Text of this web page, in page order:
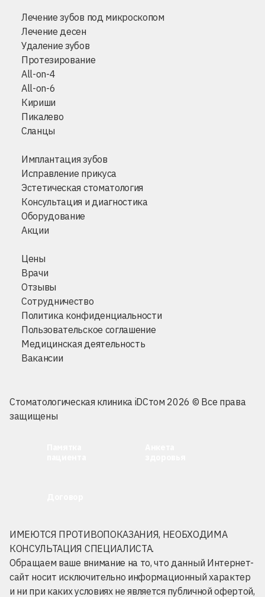
Лечение зубов под микроскопом
Лечение десен
Удаление зубов
Протезирование
All-on-4
All-on-6
Кириши
Пикалево
Сланцы
Имплантация зубов
Исправление прикуса
Эстетическая стоматология
Консультация и диагностика
Оборудование
Акции
Цены
Врачи
Отзывы
Сотрудничество
Политика конфиденциальности
Пользовательское соглашение
Медицинская деятельность
Вакансии
Стоматологическая клиника iDСтом 2026 © Все права
защищены
ИМЕЮТСЯ ПРОТИВОПОКАЗАНИЯ, НЕОБХОДИМА
КОНСУЛЬТАЦИЯ СПЕЦИАЛИСТА.
Обращаем ваше внимание на то, что данный Интернет-
сайт носит исключительно информационный характер
и ни при каких условиях не является публичной офертой,